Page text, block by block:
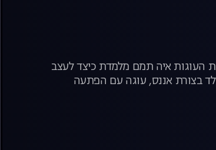
העוגות איה תמם מלמדת כיצד לעצב
בצורת אננס, עוגה עם הפתעה